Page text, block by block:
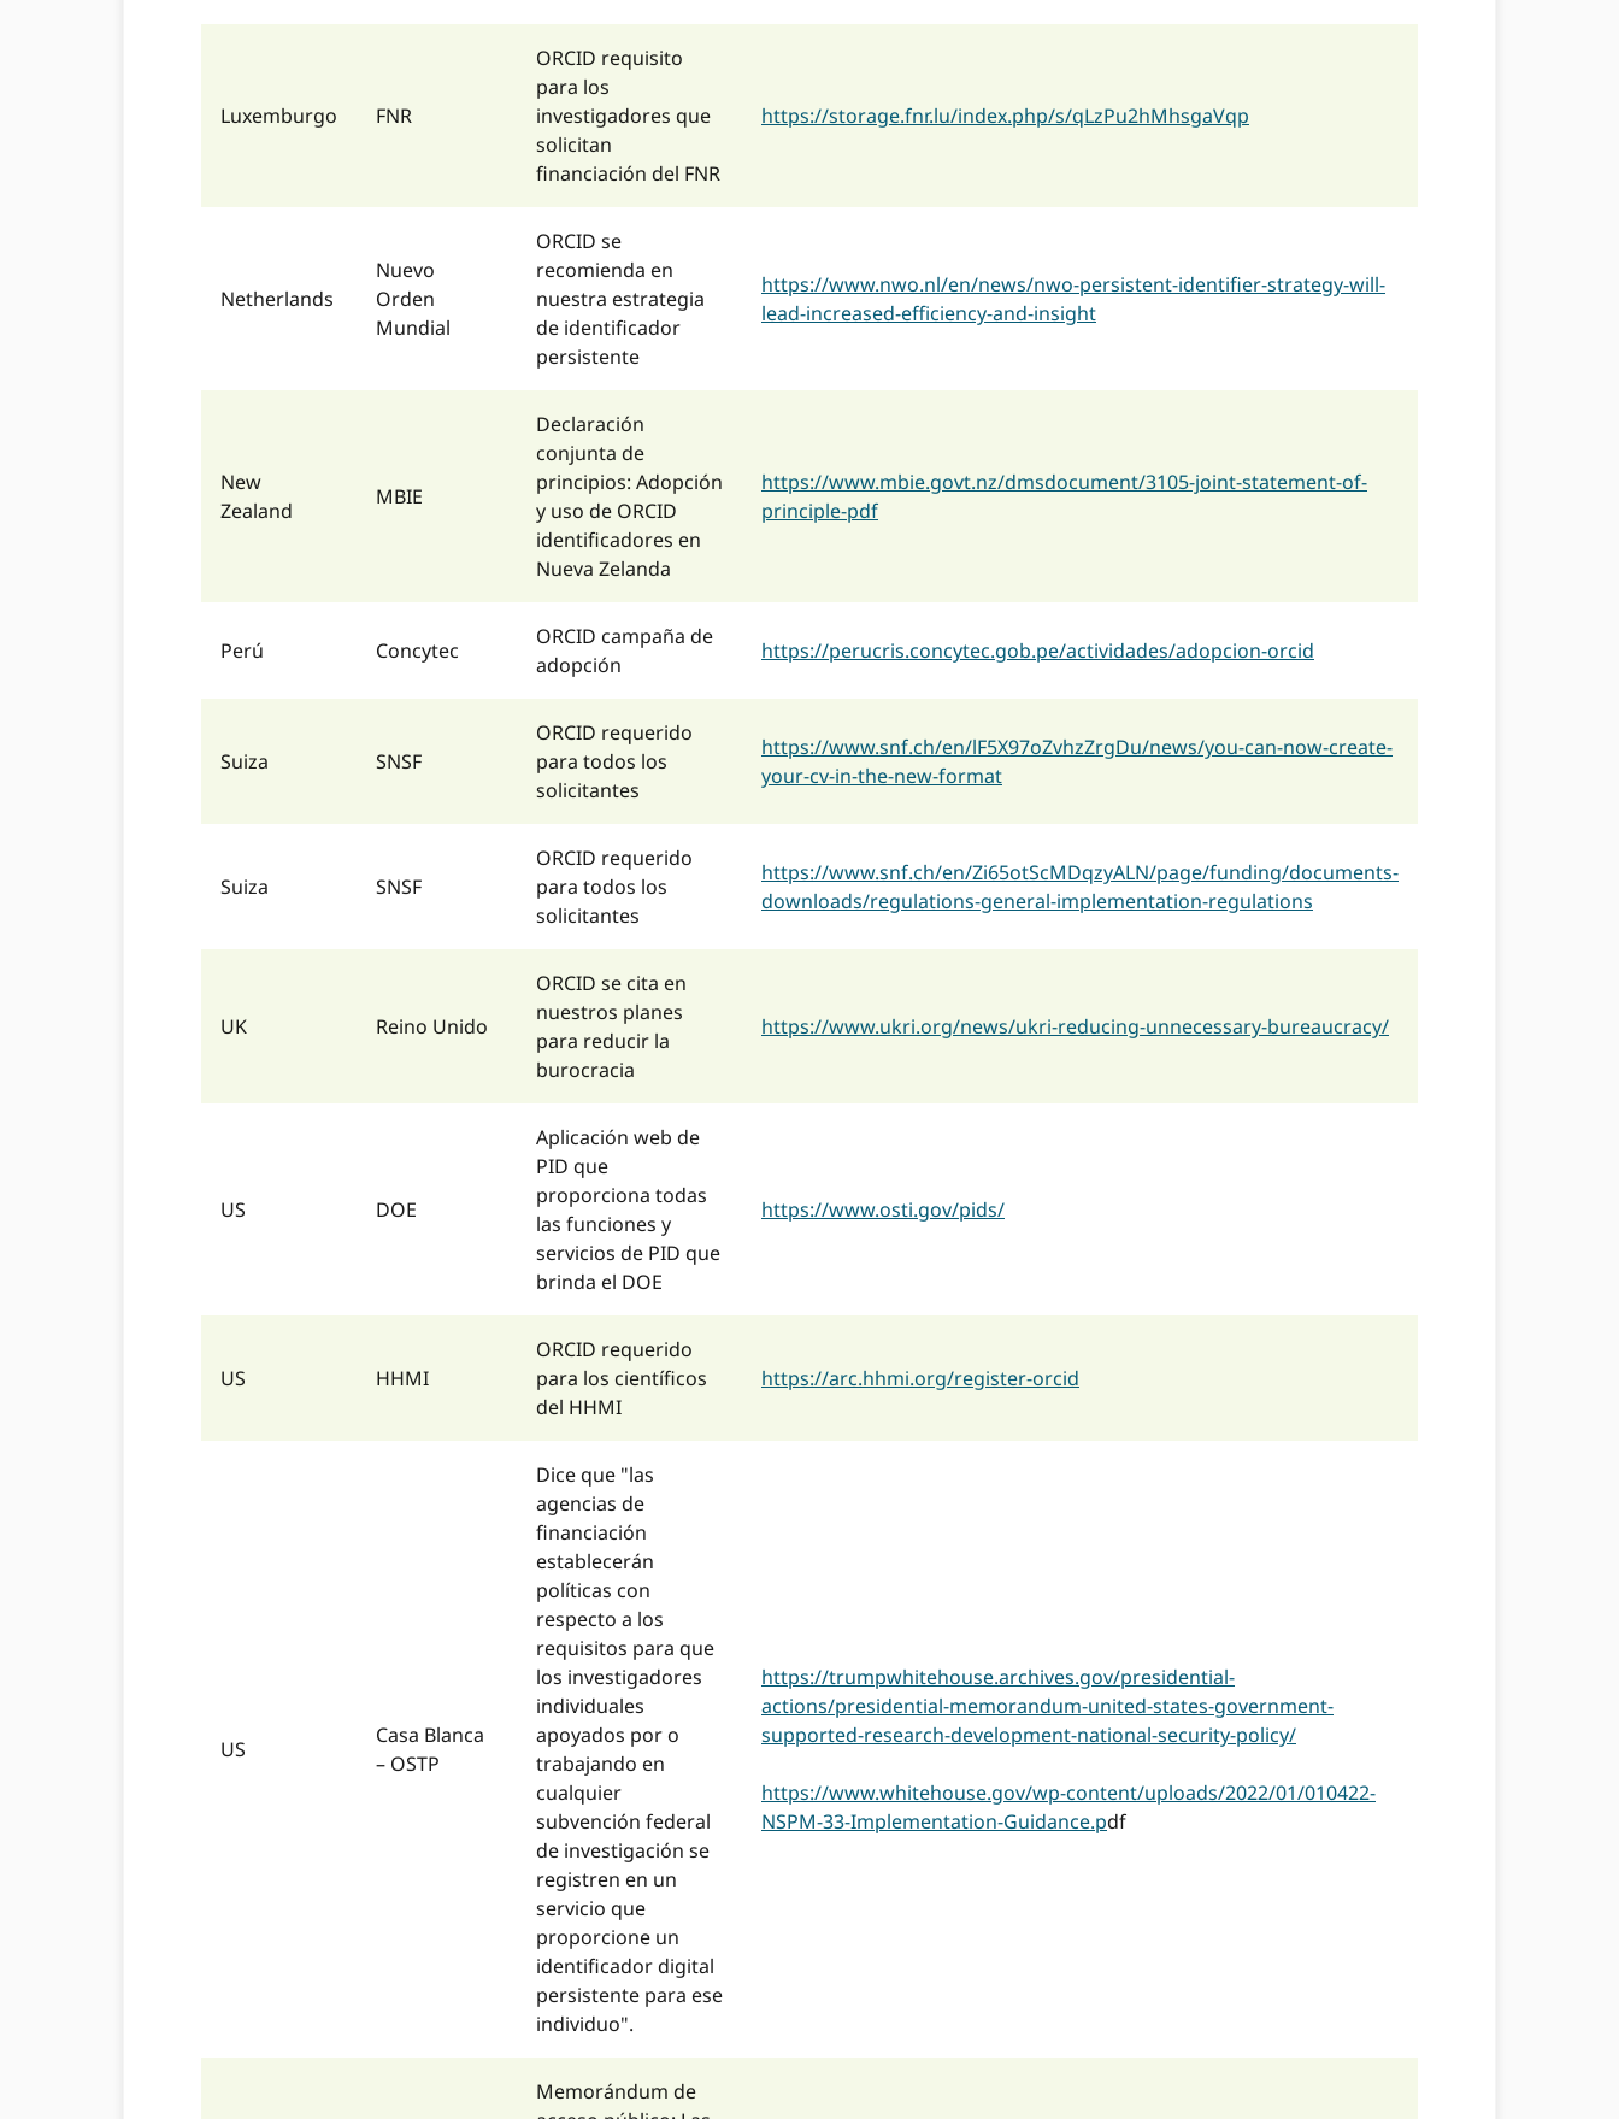
Luxemburgo FNR
ORCID requisito
para los
investigadores que
solicitan
financiación del FNR
https://storage.fnr.lu/index.php/s/qLzPu2hMhsgaVqp
Netherlands
Nuevo
Orden
Mundial
ORCID se
recomienda en
nuestra estrategia
de identificador
persistente
https://www.nwo.nl/en/news/nwo-persistent-identifier-strategy-will-
lead-increased-efficiency-and-insight
New
Zealand
MBIE
Declaración
conjunta de
principios: Adopción
y uso de ORCID
identificadores en
Nueva Zelanda
https://www.mbie.govt.nz/dmsdocument/3105-joint-statement-of-
principle-pdf
Perú Concytec
ORCID campaña de
adopción
https://perucris.concytec.gob.pe/actividades/adopcion-orcid
Suiza SNSF
ORCID requerido
para todos los
solicitantes
https://www.snf.ch/en/lF5X97oZvhzZrgDu/news/you-can-now-create-
your-cv-in-the-new-format
Suiza SNSF
ORCID requerido
para todos los
solicitantes
https://www.snf.ch/en/Zi65otScMDqzyALN/page/funding/documents-
downloads/regulations-general-implementation-regulations
UK Reino Unido
ORCID se cita en
nuestros planes
para reducir la
burocracia
https://www.ukri.org/news/ukri-reducing-unnecessary-bureaucracy/
US DOE
Aplicación web de
PID que
proporciona todas
las funciones y
servicios de PID que
brinda el DOE
https://www.osti.gov/pids/
US HHMI
ORCID requerido
para los científicos
del HHMI
https://arc.hhmi.org/register-orcid
US
Casa Blanca
– OSTP
Dice que "las
agencias de
financiación
establecerán
políticas con
respecto a los
requisitos para que
los investigadores
individuales
apoyados por o
trabajando en
cualquier
subvención federal
de investigación se
registren en un
servicio que
proporcione un
identificador digital
persistente para ese
individuo".
https://trumpwhitehouse.archives.gov/presidential-
actions/presidential-memorandum-united-states-government-
supported-research-development-national-security-policy/
https://www.whitehouse.gov/wp-content/uploads/2022/01/010422-
NSPM-33-Implementation-Guidance.pdf
Memorándum de